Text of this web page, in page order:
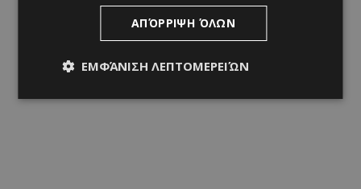
ΑΠΌΡΡΙΨΗ ΌΛΩΝ
ΕΜΦΆΝΙΣΗ ΛΕΠΤΟΜΕΡΕΙΏΝ